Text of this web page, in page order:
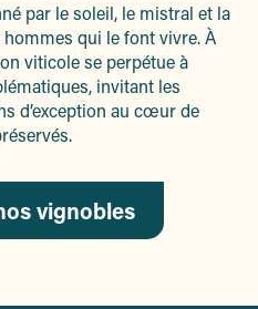
par le soleil, le mistral et la
qui le font vivre. À
viticole se perpétue à
invitant les
d’exception au cœur de
vignobles